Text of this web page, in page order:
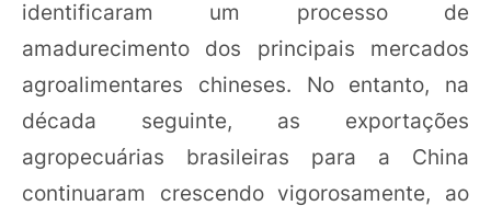
identificaram um processo de
amadurecimento dos principais mercados
agroalimentares chineses. No entanto, na
década seguinte, as exportações
agropecuárias brasileiras para a China
continuaram crescendo vigorosamente, ao